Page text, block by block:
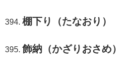
棚下り（たなおり）
飾納（かざりおさめ）